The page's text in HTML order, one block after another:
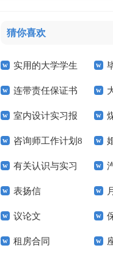
猜你喜欢
实用的大学学生
实习报告范文锦集六
篇
求
连带责任保证书
祝
室内设计实习报
告汇编15篇 (15
咨询师工作计划8
篇 有关认识与实习
报告模板集锦十篇 告(
表扬信
议论文
租房合同